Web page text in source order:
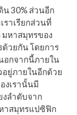
30% ส่วนอีก
ราเรียกส่วนที่
หาสมุทรของ
วยกัน โดยการ
อกจากนี้ภายใน
อยู่ภายในอีกด้วย
งเรานั้นมี
งลำดับจาก
าสมุทรแปซิฟิก